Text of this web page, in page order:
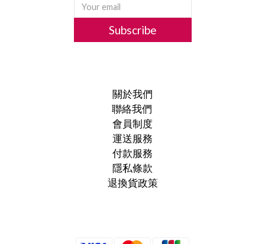
Subscribe
關於我們
聯絡我們
會員制度
運送服務
付款服務
隱私條款
退換貨政策